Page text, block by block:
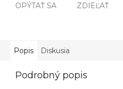
OPÝTAŤ SA ZDIEĽAŤ
Popis Diskusia
Podrobný popis